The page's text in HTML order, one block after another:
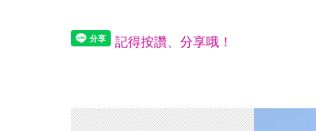
記得按讚、分享哦！